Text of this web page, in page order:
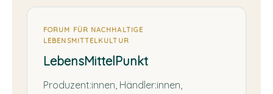
FORUM FÜR NACHHALTIGE
LEBENSMITTELKULTUR
LebensMittelPunkt
Produzent:innen, Händler:innen,